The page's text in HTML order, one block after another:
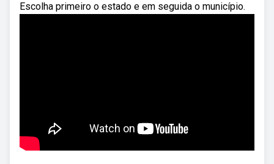
Escolha primeiro o estado e em seguida o município.